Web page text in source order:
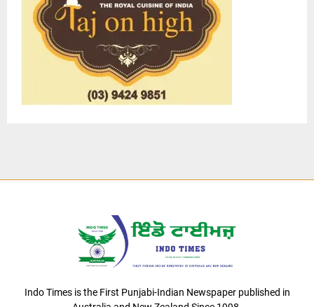
Indo Times is the First Punjabi-Indian Newspaper published in